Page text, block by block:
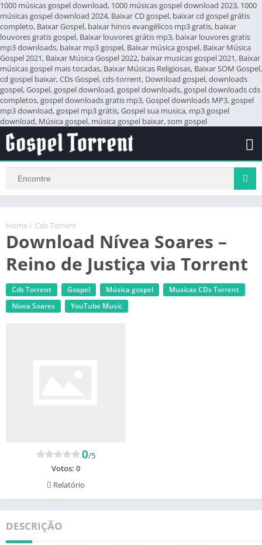
1000 músicas gospel download, 1000 músicas gospel download 2023, 1000
músicas gospel download 2024, Baixar CD gospel, baixar cd gospel grátis
completo, Baixar Gospel, baixar hinos evangélicos mp3 gratis, baixar
louvores gratis gospel, Baixar louvores grátis mp3, baixar louvores gratis
mp3 downloads, baixar mp3 gospel, Baixar música gospel, Baixar Música
Gospel 2021, Baixar Música Gospel 2022, baixar musicas gospel 2021, Baixar
músicas gospel mais tocadas, Baixar Músicas Religiosas, Baixar SOM Gospel,
cd gospel baixar, CDs Gospel, cds-torrent, Download gospel, downloads
gospel, Gospel, gospel download, gospel downloads, gospel downloads cds
completos, gospel downloads gratis mp3, Gospel downloads MP3, gospel
mp3 download, gospel mp3 grátis, Gospel sua musica, mp3 gospel
download, Música gospel, música gospel baixar, som gospel
Home / Cds Torrent
Download Nívea Soares –
Reino de Justiça via Torrent
Cds Torrent Gospel Música gospel
‎Musicas CDs Torrent
Nívea Soares
YouTube Music
0/5
Votos: 0
Relatório
DESCRIÇÃO